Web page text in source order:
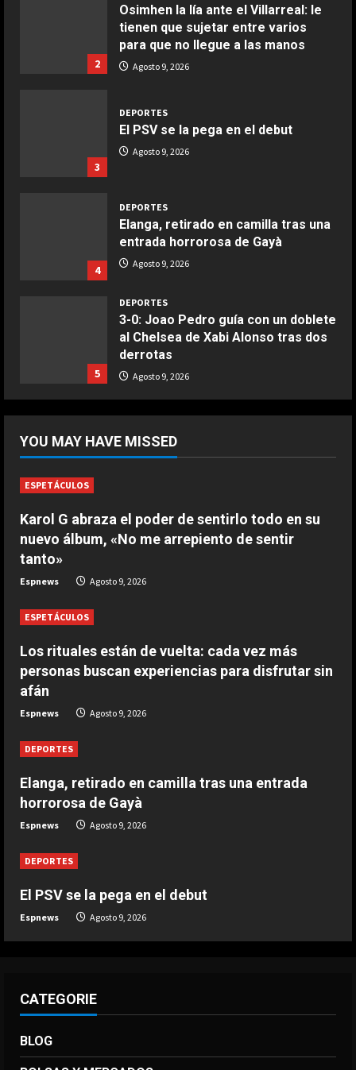
Ensalada de espinacas deliciosa
COCINA
Boquerones fritos en freidora de
COCINA
Buñuelos de alcachofas
5
COCINA
2
Osimhen la lía ante el Villarreal: le
tienen que sujetar entre varios
para que no llegue a las manos
Agosto 9, 2026
3
DEPORTES
El PSV se la pega en el debut
Agosto 9, 2026
4
DEPORTES
Elanga, retirado en camilla tras una
entrada horrorosa de Gayà
Agosto 9, 2026
5
DEPORTES
3-0: Joao Pedro guía con un doblete
al Chelsea de Xabi Alonso tras dos
derrotas
Agosto 9, 2026
campo para agredir a los jugadores
tras un penalti
2
Osimhen la lía ante el Villarreal: le
tienen que sujetar entre varios
Agosto 9, 2026
El PSV se la pega en el debut
Agosto 9, 2026
4 Agosto 9, 2026
5 Agosto 9, 2026
YOU MAY HAVE MISSED
ESPETÁCULOS
Karol G abraza el poder de sentirlo todo en su
nuevo álbum, «No me arrepiento de sentir
tanto»
Espnews Agosto 9, 2026
ESPETÁCULOS
Los rituales están de vuelta: cada vez más
personas buscan experiencias para disfrutar sin
afán
Espnews Agosto 9, 2026
DEPORTES
Elanga, retirado en camilla tras una entrada
horrorosa de Gayà
Espnews Agosto 9, 2026
DEPORTES
El PSV se la pega en el debut
Espnews Agosto 9, 2026
CATEGORIE
BLOG